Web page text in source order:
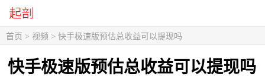
首页 > 视频 > 快手极速版预估总收益可以提现吗
快手极速版预估总收益可以提现吗